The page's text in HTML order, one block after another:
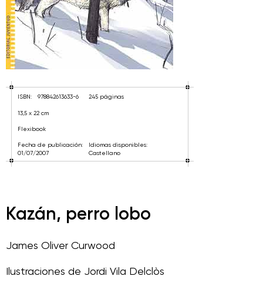
ISBN: 978842613633-6
13,5 x 22 cm
Flexibook
Fecha de publicación:
01/07/2007
245 páginas
Idiomas disponibles:
Castellano
Kazán, perro lobo
James Oliver Curwood
Ilustraciones de Jordi Vila Delclòs